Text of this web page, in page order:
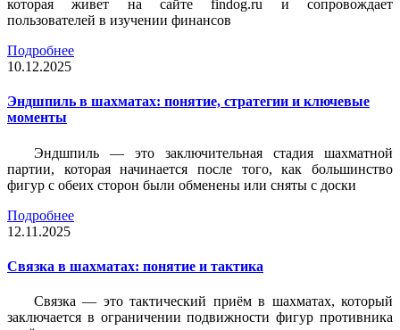
которая живет на сайте findog.ru и сопровождает
пользователей в изучении финансов
Подробнее
10.12.2025
Эндшпиль в шахматах: понятие, стратегии и ключевые
моменты
Эндшпиль — это заключительная стадия шахматной
партии, которая начинается после того, как большинство
фигур с обеих сторон были обменены или сняты с доски
Подробнее
12.11.2025
Связка в шахматах: понятие и тактика
Связка — это тактический приём в шахматах, который
заключается в ограничении подвижности фигур противника